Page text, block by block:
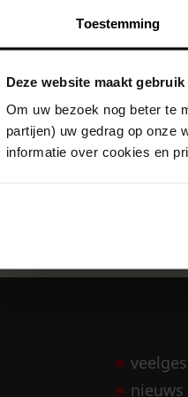
Toestemming
Deze website maakt
Om uw bezoek nog beter te
partijen) uw gedrag op onze
informatie over cookies en
van deze pagina is het niet mogelijk
door:
lijst van de website
nieuws